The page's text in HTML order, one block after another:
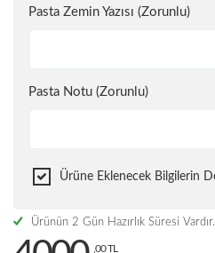
Pasta Zemin Yazısı (Zorunlu)
Pasta Notu (Zorunlu)
Ürüne Eklenecek Bilgilerin
Ürünün 2 Gün Hazırlık Süresi Vardır.
,00 TL